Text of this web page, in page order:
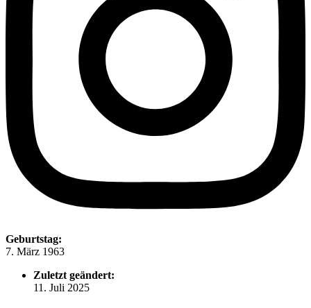
Geburtstag:
7. März 1963
Zuletzt geändert:
11. Juli 2025